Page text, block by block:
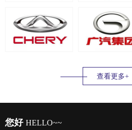
查看更多+
您好 HELLO~~